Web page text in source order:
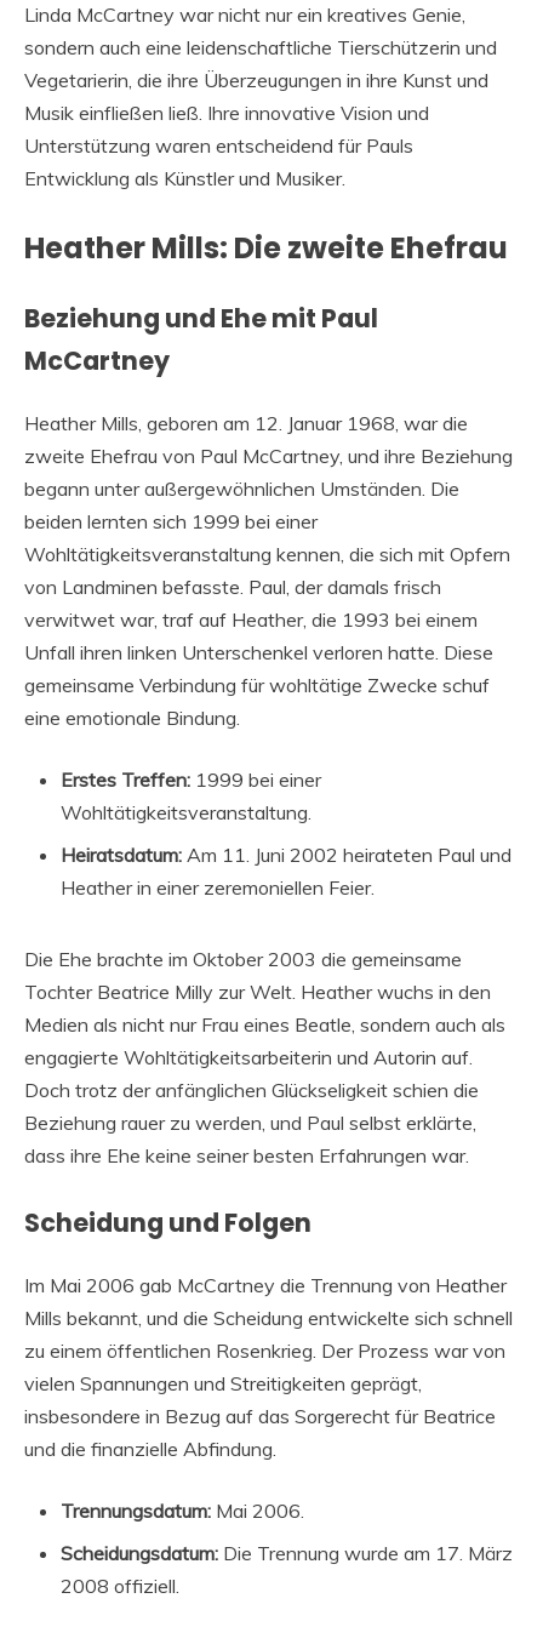
Linda McCartney war nicht nur ein kreatives Genie,
sondern auch eine leidenschaftliche Tierschützerin und
Vegetarierin, die ihre Überzeugungen in ihre Kunst und
Musik einfließen ließ. Ihre innovative Vision und
Unterstützung waren entscheidend für Pauls
Entwicklung als Künstler und Musiker.
Heather Mills: Die zweite Ehefrau
Beziehung und Ehe mit Paul
McCartney
Heather Mills, geboren am 12. Januar 1968, war die
zweite Ehefrau von Paul McCartney, und ihre Beziehung
begann unter außergewöhnlichen Umständen. Die
beiden lernten sich 1999 bei einer
Wohltätigkeitsveranstaltung kennen, die sich mit Opfern
von Landminen befasste. Paul, der damals frisch
verwitwet war, traf auf Heather, die 1993 bei einem
Unfall ihren linken Unterschenkel verloren hatte. Diese
gemeinsame Verbindung für wohltätige Zwecke schuf
eine emotionale Bindung.
Erstes Treffen: 1999 bei einer
Wohltätigkeitsveranstaltung.
Heiratsdatum: Am 11. Juni 2002 heirateten Paul und
Heather in einer zeremoniellen Feier.
Die Ehe brachte im Oktober 2003 die gemeinsame
Tochter Beatrice Milly zur Welt. Heather wuchs in den
Medien als nicht nur Frau eines Beatle, sondern auch als
engagierte Wohltätigkeitsarbeiterin und Autorin auf.
Doch trotz der anfänglichen Glückseligkeit schien die
Beziehung rauer zu werden, und Paul selbst erklärte,
dass ihre Ehe keine seiner besten Erfahrungen war.
Scheidung und Folgen
Im Mai 2006 gab McCartney die Trennung von Heather
Mills bekannt, und die Scheidung entwickelte sich schnell
zu einem öffentlichen Rosenkrieg. Der Prozess war von
vielen Spannungen und Streitigkeiten geprägt,
insbesondere in Bezug auf das Sorgerecht für Beatrice
und die finanzielle Abfindung.
Trennungsdatum: Mai 2006.
Scheidungsdatum: Die Trennung wurde am 17. März
2008 offiziell.